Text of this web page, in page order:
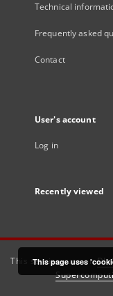
Technical
Frequently asked
Contact
User's account
Log in
Recently viewed
This service runs on
This page uses